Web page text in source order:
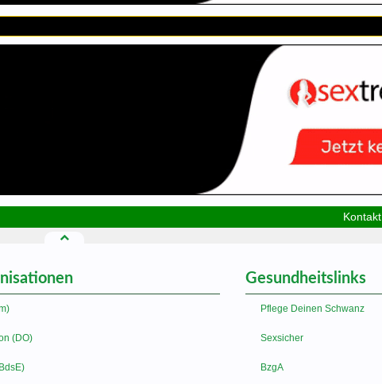
Kontakt
(DO)
Gesundheitslinks
Pflege Deinen Schwanz
Sexsicher
BzgA